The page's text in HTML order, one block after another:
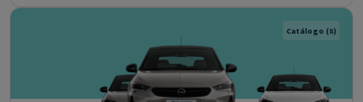
Catálogo (8)